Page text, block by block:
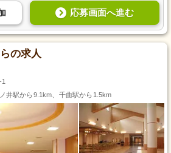
応募画面へ進む
の求人
井駅から9.1km、千曲駅から1.5km